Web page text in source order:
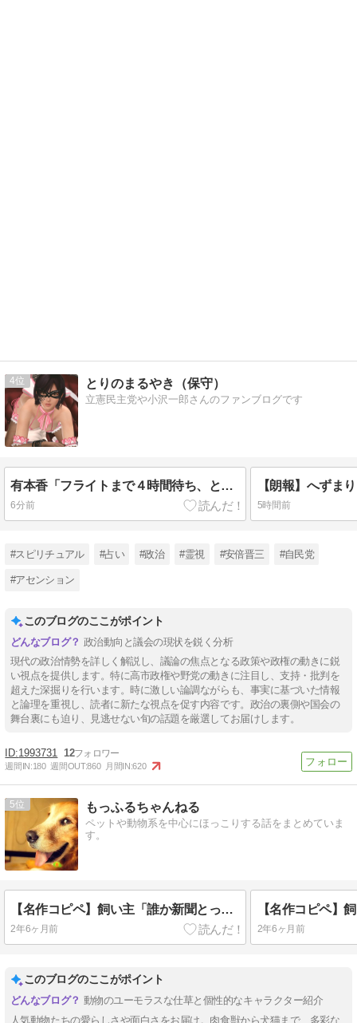
4 とりのまるやき（保守）
立憲民主党や小沢一郎さんのファンブログです
有本香「フライトまで４時間待ち、と聞いて泣く百田代表の写真が秘書から転送されてきましたｗ」
6分前 5時間前
#スピリチュアル #占い #政治 #霊視 #安倍晋三 #自民党
#アセンション
このブログのここがポイント
政治動向と議会の現状を鋭く分析
現代の政治情勢を詳しく解説し、議論の焦点となる政策や政権の動きに鋭
い視点を提供します。特に高市政権や野党の動きに注目し、支持・批判を
超えた深掘りを行います。時に激しい論調ながらも、事実に基づいた情報
と論理を重視し、読者に新たな視点を促す内容です。政治の裏側や国会の
舞台裏にも迫り、見逃せない旬の話題を厳選してお届けします。
1993731 12
週間IN:180 週間OUT:860 月間IN:620
5 もっふるちゃんねる
ペットや動物系を中心にほっこりする話をまとめていま
す。
【名作コピペ】飼い主「誰か新聞とってきてー」←犬種別でお答えしますwwww
2年6ヶ月前 2年6ヶ月前
このブログのここがポイント
動物のユーモラスな仕草と個性的なキャラクター紹介
人気動物たちの愛らしさや面白さをお届け。肉食獣から犬猫まで、多彩な